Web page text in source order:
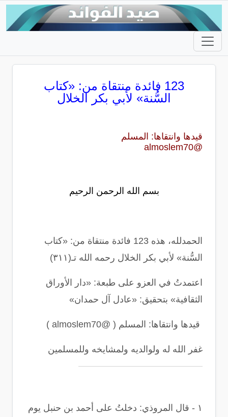
123 فائدة منتقاة من: «كتاب
السُّنة» لأبي بكر الخلال
قيدها وانتقاها: المسلم
@almoslem70
بسم الله الرحمن الرحيم
الحمدلله، هذه 123 فائدة منتقاة من: «كتاب
السُّنة» لأبي بكر الخلال رحمه الله تـ(٣١١)
اعتمدتُ في العزو على طبعة: «دار الأوراق
الثقافية» بتحقيق: «عادل آل حمدان»
قيدها وانتقاها: المسلم ( @almoslem70 )
غفر الله له ولوالديه ولمشايخه وللمسلمين
١ - قال المروذي: دخلتُ على أحمد بن حنبل يوم